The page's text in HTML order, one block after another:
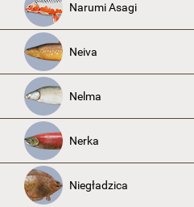
Narumi Asagi
Neiva
Nelma
Nerka
Niegładzica